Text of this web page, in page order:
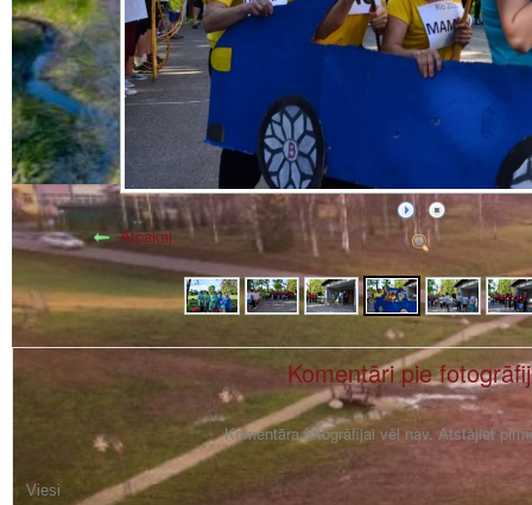
Atpakaļ
Komentāri pie
Komentāra fotogrāfijai vēl nav. Atstājiet